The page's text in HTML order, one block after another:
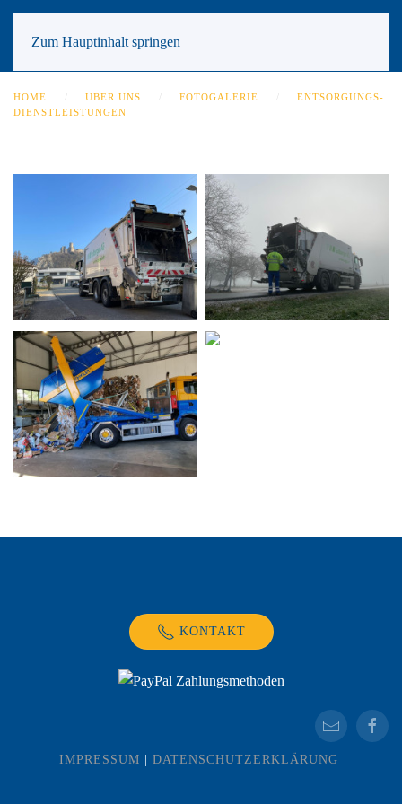
Zum Hauptinhalt springen
HOME ÜBER UNS FOTOGALERIE
ENTSORGUNGS-
DIENSTLEISTUNGEN
KONTAKT
IMPRESSUM DATENSCHUTZERKLÄRUNG